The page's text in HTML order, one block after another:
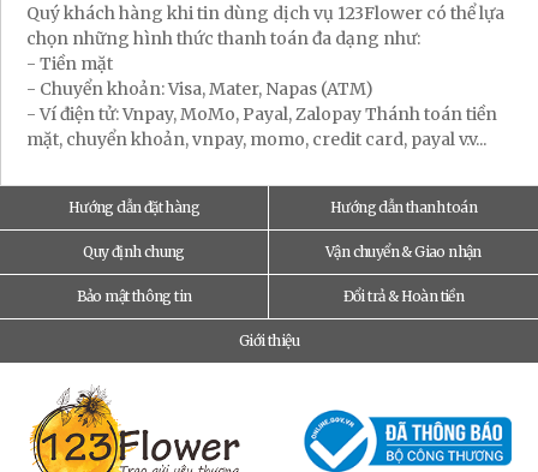
Quý khách hàng khi tin dùng dịch vụ 123Flower có thể lựa
chọn những hình thức thanh toán đa dạng như:
- Tiền mặt
- Chuyển khoản: Visa, Mater, Napas (ATM)
- Ví điện tử: Vnpay, MoMo, Payal, Zalopay Thánh toán tiền
mặt, chuyển khoản, vnpay, momo, credit card, payal v.v...
Hướng dẫn đặt hàng Hướng dẫn thanh toán
Quy định chung Vận chuyển & Giao nhận
Bảo mật thông tin Đổi trả & Hoàn tiền
Giới thiệu